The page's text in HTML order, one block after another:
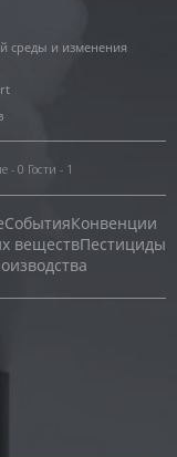
среды и изменения
- 0 Гости - 1
СобытияКонвенции
веществПестициды